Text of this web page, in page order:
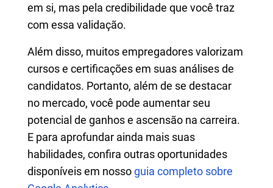
em si, mas pela credibilidade que você traz
com essa validação.
Além disso, muitos empregadores valorizam
cursos e certificações em suas análises de
candidatos. Portanto, além de se destacar
no mercado, você pode aumentar seu
potencial de ganhos e ascensão na carreira.
E para aprofundar ainda mais suas
habilidades, confira outras oportunidades
disponíveis em nossoguia completo sobre